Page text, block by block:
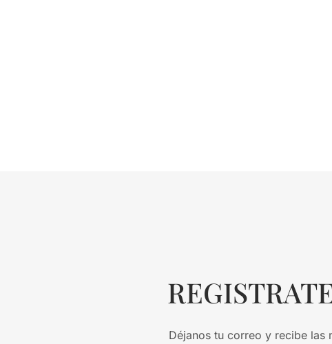
Déjanos tu correo y recibe las